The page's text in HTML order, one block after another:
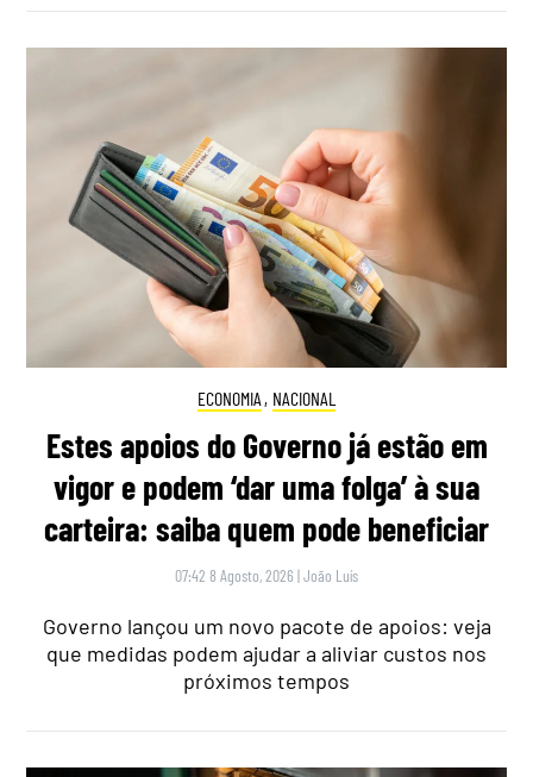
ECONOMIA , NACIONAL
Estes apoios do Governo já estão em
vigor e podem ‘dar uma folga’ à sua
carteira: saiba quem pode beneficiar
07:42 8 Agosto, 2026 |João Luís
Governo lançou um novo pacote de apoios: veja
que medidas podem ajudar a aliviar custos nos
próximos tempos